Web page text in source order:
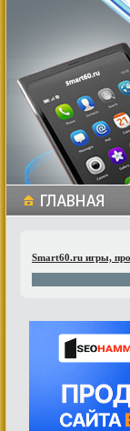
Smart60.ru игры,